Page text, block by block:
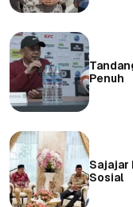
Penuh
Sajajar
Sosial